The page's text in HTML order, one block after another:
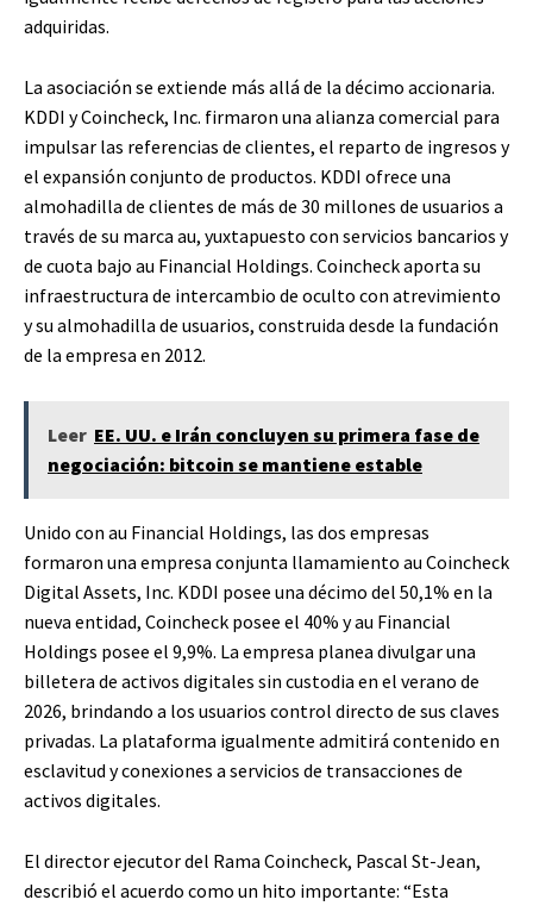
adquiridas.
La asociación se extiende más allá de la décimo accionaria.
KDDI y Coincheck, Inc. firmaron una alianza comercial para
impulsar las referencias de clientes, el reparto de ingresos y
el expansión conjunto de productos. KDDI ofrece una
almohadilla de clientes de más de 30 millones de usuarios a
través de su marca au, yuxtapuesto con servicios bancarios y
de cuota bajo au Financial Holdings. Coincheck aporta su
infraestructura de intercambio de oculto con atrevimiento
y su almohadilla de usuarios, construida desde la fundación
de la empresa en 2012.
Leer EE. UU. e Irán concluyen su primera fase de
negociación: bitcoin se mantiene estable
Unido con au Financial Holdings, las dos empresas
formaron una empresa conjunta llamamiento au Coincheck
Digital Assets, Inc. KDDI posee una décimo del 50,1% en la
nueva entidad, Coincheck posee el 40% y au Financial
Holdings posee el 9,9%. La empresa planea divulgar una
billetera de activos digitales sin custodia en el verano de
2026, brindando a los usuarios control directo de sus claves
privadas. La plataforma igualmente admitirá contenido en
esclavitud y conexiones a servicios de transacciones de
activos digitales.
El director ejecutor del Rama Coincheck, Pascal St-Jean,
describió el acuerdo como un hito importante: “Esta